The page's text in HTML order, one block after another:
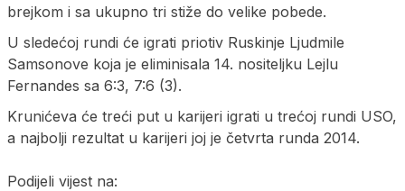
brejkom i sa ukupno tri stiže do velike pobede.
U sledećoj rundi će igrati priotiv Ruskinje Ljudmile
Samsonove koja je eliminisala 14. nositeljku Lejlu
Fernandes sa 6:3, 7:6 (3).
Krunićeva će treći put u karijeri igrati u trećoj rundi USO,
a najbolji rezultat u karijeri joj je četvrta runda 2014.
Podijeli vijest na: